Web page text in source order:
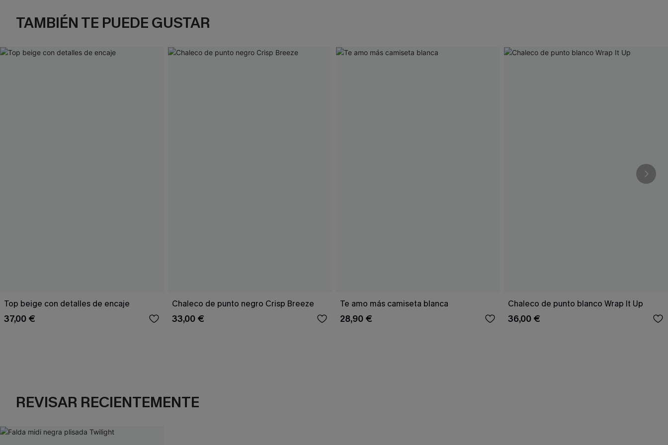
TAMBIÉN TE PUEDE GUSTAR
Top beige con detalles de encaje
37,00 €
Chaleco de punto negro Crisp Breeze
33,00 €
Te amo más camiseta blanca
28,90 €
Chaleco de punto blanco Wrap It Up
36,00 €
REVISAR RECIENTEMENTE